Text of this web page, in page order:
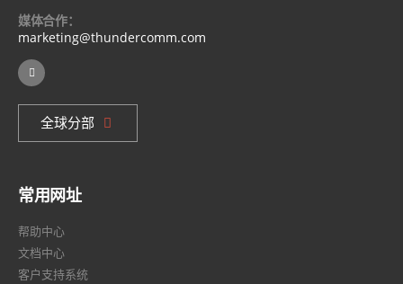
媒体合作：
marketing@thundercomm.com
全球分部
常用网址
帮助中心
文档中心
客户支持系统